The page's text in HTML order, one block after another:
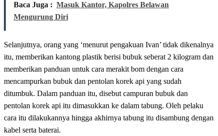
Baca Juga : Masuk Kantor, Kapolres Belawan
Mengurung Diri
Selanjutnya, orang yang ‘menurut pengakuan Ivan’ tidak dikenalnya
itu, memberikan kantong plastik berisi bubuk seberat 2 kilogram dan
memberikan panduan untuk cara merakit bom dengan cara
mencampurkan bubuk dan pentolan korek api yang sudah
ditumbuk. Dalam panduan itu, disebut campuran bubuk dan
pentolan korek api itu dimasukkan ke dalam tabung. Oleh pelaku
cara itu dilakukannya hingga akhirnya tabung itu disambung dengan
kabel serta baterai.